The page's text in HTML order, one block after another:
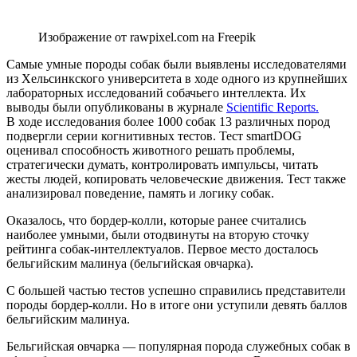
Изображение от rawpixel.com на Freepik
Самые умные породы собак были выявлены исследователями
из Хельсинкского университета в ходе одного из крупнейших
лабораторных исследований собачьего интеллекта. Их
выводы были опубликованы в журнале Scientific Reports.
В ходе исследования более 1000 собак 13 различных пород
подвергли серии когнитивных тестов. Тест smartDOG
оценивал способность животного решать проблемы,
стратегически думать, контролировать импульсы, читать
жесты людей, копировать человеческие движения. Тест также
анализировал поведение, память и логику собак.
Оказалось, что бордер-колли, которые ранее считались
наиболее умными, были отодвинуты на вторую сточку
рейтинга собак-интеллектуалов. Первое место досталось
бельгийским малинуа (бельгийская овчарка).
С большей частью тестов успешно справились представители
породы бордер-колли. Но в итоге они уступили девять баллов
бельгийским малинуа.
Бельгийская овчарка — популярная порода служебных собак в